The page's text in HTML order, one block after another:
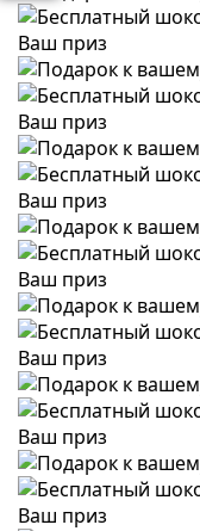
Ваш приз
Ваш приз
Ваш приз
Ваш приз
Ваш приз
Ваш приз
Ваш приз